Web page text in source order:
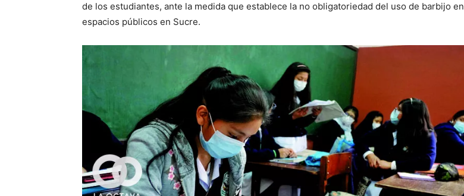
de los estudiantes, ante la medida que establece la no obligatoriedad del uso de barbijo en
espacios públicos en Sucre.